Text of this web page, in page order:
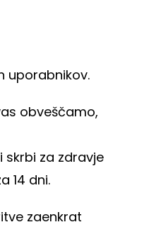
uporabnikov.
obveščamo,
skrbi za zdravje
14 dni.
zaenkrat